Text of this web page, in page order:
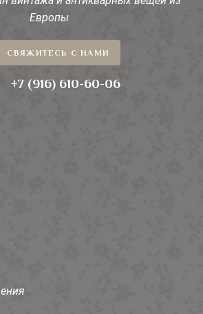
Европы
СВЯЖИТЕСЬ С НАМИ
+7 (916) 610-60-06